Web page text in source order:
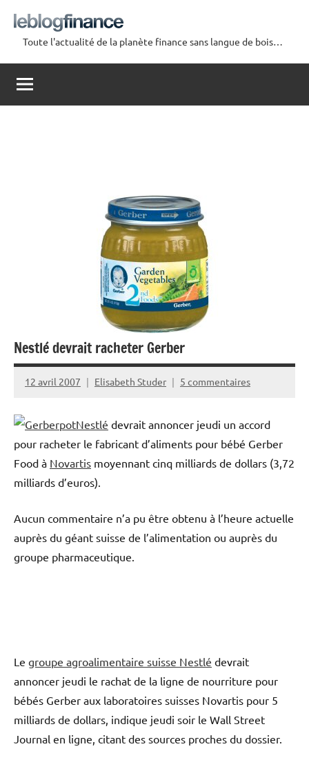
contenu
Le
Blog
Finance
Toute l'actualité de la planète finance sans langue de bois…
Nestlé devrait racheter Gerber
12 avril 2007 Elisabeth Studer 5 commentaires
Nestlé devrait annoncer jeudi un accord
pour racheter le fabricant d’aliments pour bébé Gerber
Food à Novartis moyennant cinq milliards de dollars (3,72
milliards d’euros).
Aucun commentaire n’a pu être obtenu à l’heure actuelle
auprès du géant suisse de l’alimentation ou auprès du
groupe pharmaceutique.
Le groupe agroalimentaire suisse Nestlé devrait
annoncer jeudi le rachat de la ligne de nourriture pour
bébés Gerber aux laboratoires suisses Novartis pour 5
milliards de dollars, indique jeudi soir le Wall Street
Journal en ligne, citant des sources proches du dossier.